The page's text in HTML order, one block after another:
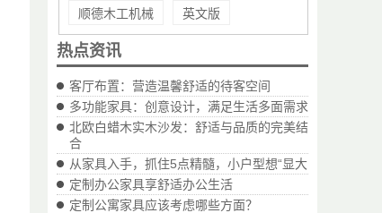
顺德木工机械 英文版
热点资讯
客厅布置：营造温馨舒适的待客空间
多功能家具：创意设计，满足生活多面需求
北欧白蜡木实木沙发：舒适与品质的完美结
合
从家具入手，抓住5点精髓，小户型想“显大
定制办公家具享舒适办公生活
定制公寓家具应该考虑哪些方面？